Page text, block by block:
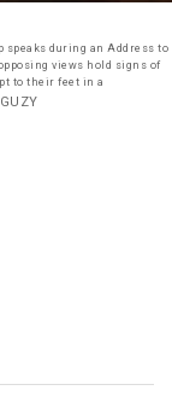
speaks during an Address to
to their feet in a